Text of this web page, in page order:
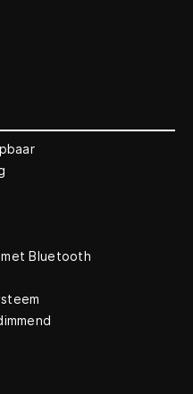
Bluetooth